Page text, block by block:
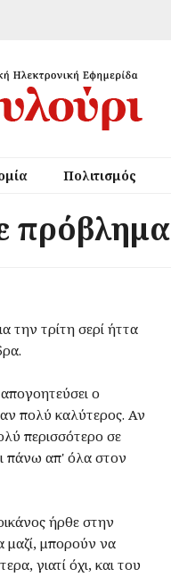
Πολιτισμός
πρόβλημα
την τρίτη σερί ήττα
ο
πολύ καλύτερος. Αν
περισσότερο σε
πάνω απ' όλα στον
ήρθε στην
μαζί, μπορούν να
γιατί όχι, και του